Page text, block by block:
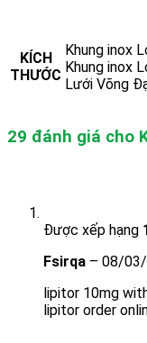
KÍCH
THƯỚC
Khung inox
Khung inox
Lưới Võng
29 đánh giá cho
Được xếp hạng
Fsirqa – 08/
lipitor 10mg
lipitor order